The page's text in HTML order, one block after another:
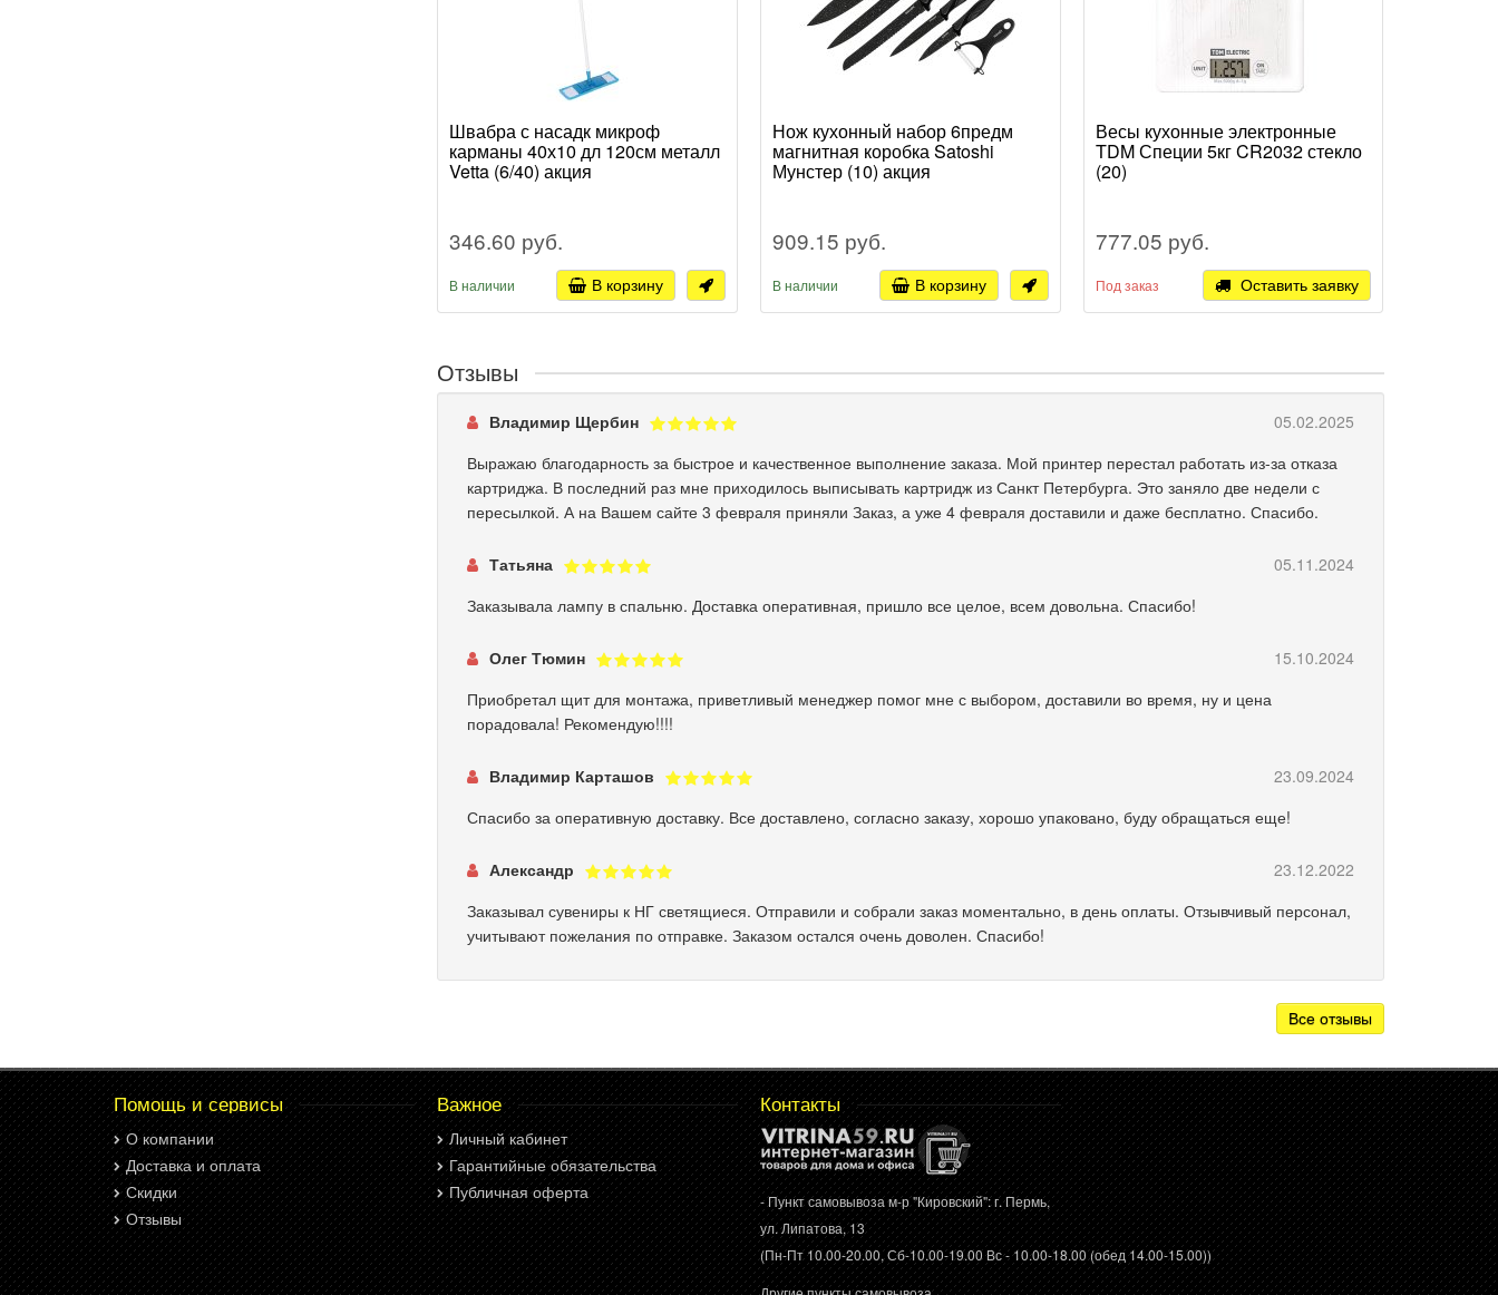
Швабра с насадк микроф
карманы 40х10 дл 120см металл
Vetta (6/40) акция
346.60 руб.
В наличии В корзину
Нож кухонный набор 6предм
магнитная коробка Satoshi
Мунстер (10) акция
909.15 руб.
В наличии В корзину
Весы кухонные электронные
TDM Специи 5кг CR2032 стекло
(20)
777.05 руб.
Под заказ Оставить заявку
Отзывы
Владимир Щербин
05.02.2025
Выражаю благодарность за быстрое и качественное выполнение заказа. Мой принтер перестал работать из-за отказа
картриджа. В последний раз мне приходилось выписывать картридж из Санкт Петербурга. Это заняло две недели с
пересылкой. А на Вашем сайте 3 февраля приняли Заказ, а уже 4 февраля доставили и даже бесплатно. Спасибо.
Татьяна
05.11.2024
Заказывала лампу в спальню. Доставка оперативная, пришло все целое, всем довольна. Спасибо!
Олег Тюмин
15.10.2024
Приобретал щит для монтажа, приветливый менеджер помог мне с выбором, доставили во время, ну и цена
порадовала! Рекомендую!!!!
Владимир Карташов
23.09.2024
Спасибо за оперативную доставку. Все доставлено, согласно заказу, хорошо упаковано, буду обращаться еще!
Александр
23.12.2022
Заказывал сувениры к НГ светящиеся. Отправили и собрали заказ моментально, в день оплаты. Отзывчивый персонал,
учитывают пожелания по отправке. Заказом остался очень доволен. Спасибо!
Все отзывы
Помощь и сервисы
О компании
Доставка и оплата
Скидки
Отзывы
Важное
Личный кабинет
Гарантийные обязательства
Публичная оферта
Контакты
- Пункт самовывоза м-р "Кировский": г. Пермь,
ул. Липатова, 13
(Пн-Пт 10.00-20.00, Сб-10.00-19.00 Вс - 10.00-18.00 (обед 14.00-15.00))